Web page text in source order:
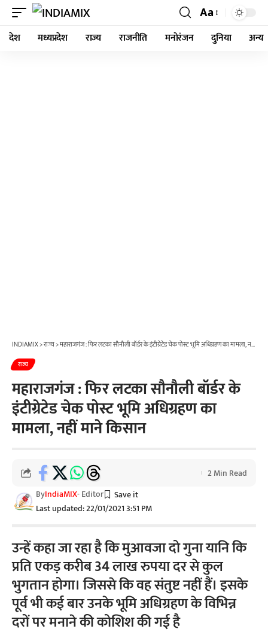
Aa
देश मध्यप्रदेश राज्य राजनीति मनोरंजन दुनिया अन्य
INDIAMIX>राज्य>महाराजगंज : फिर लटका सौनौली बॉर्डर के इंटीग्रेटेड चेक पोस्ट भूमि अधिग्रहण का मामला, नहीं माने किसान
राज्य
महाराजगंज : फिर लटका सौनौली बॉर्डर के
इंटीग्रेटेड चेक पोस्ट भूमि अधिग्रहण का
मामला, नहीं माने किसान
Last updated: 22/01/2021 3:51 PM
ByIndiaMIX- Editor
2 Min Read
उन्हें कहा जा रहा है कि मुआवजा दो गुना यानि कि
प्रति एकड़ करीब 34 लाख रुपया दर से कुल
भुगतान होगा। जिससे कि वह संतुष्ट नहीं हैं। इसके
पूर्व भी कई बार उनके भूमि अधिग्रहण के विभिन्न
दरों पर मनाने की कोशिश की गई है